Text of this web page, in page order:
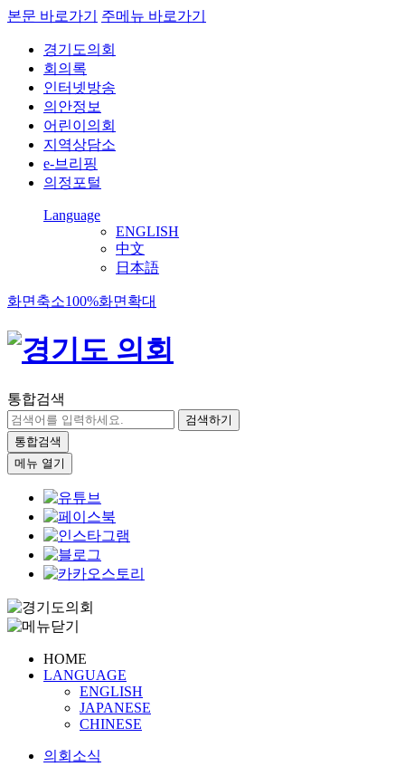
본문 바로가기 주메뉴 바로가기
경기도의회
회의록
인터넷방송
의안정보
어린이의회
지역상담소
e-브리핑
의정포털
Language
ENGLISH
中文
日本語
화면축소100%화면확대
통합검색
검색하기
통합검색
메뉴 열기
HOME
LANGUAGE
ENGLISH
JAPANESE
CHINESE
의회소식